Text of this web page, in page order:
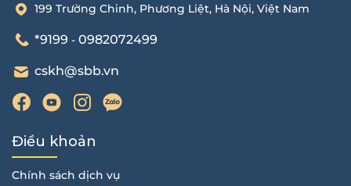
199 Trường Chinh, Phương Liệt, Hà Nội, Việt Nam
*9199 - 0982072499
cskh@sbb.vn
Điều khoản
Chính sách dịch vụ